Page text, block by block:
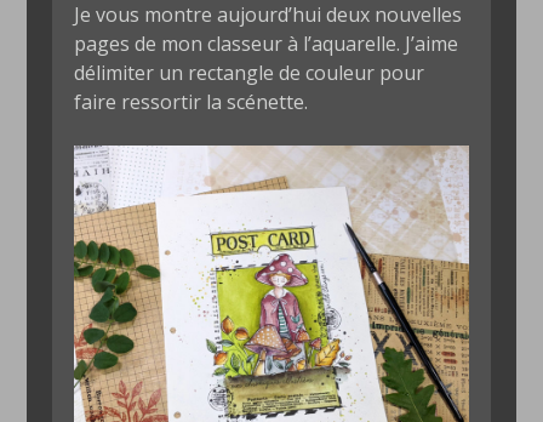
Je vous montre aujourd’hui deux nouvelles
pages de mon classeur à l’aquarelle. J’aime
délimiter un rectangle de couleur pour
faire ressortir la scénette.